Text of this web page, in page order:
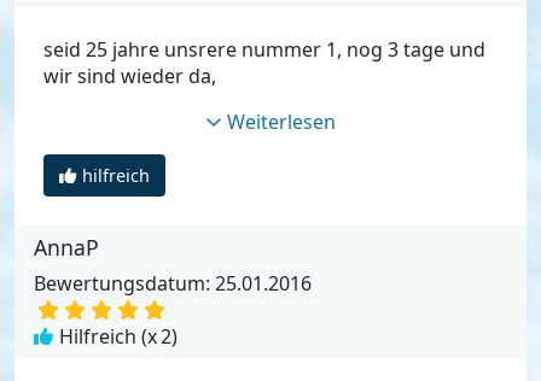
seid 25 jahre unsrere nummer 1, nog 3 tage und
wir sind wieder da,
Weiterlesen
hilfreich
AnnaP
Bewertungsdatum: 25.01.2016
Hilfreich (x2)